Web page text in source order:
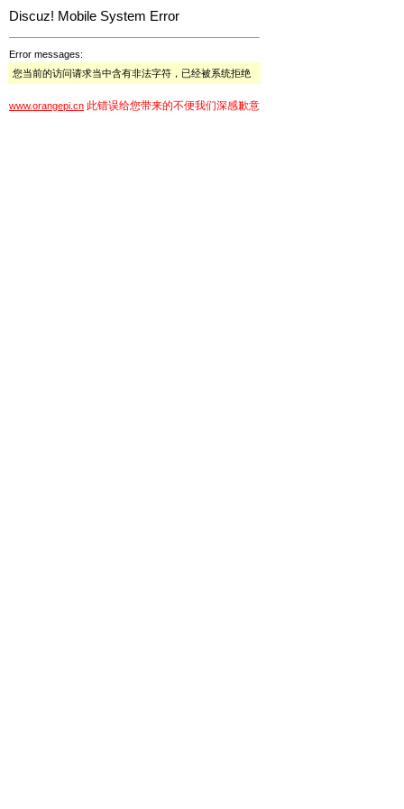
Discuz! Mobile System Error
Error messages:
您当前的访问请求当中含有非法字符，已经被系统拒绝
www.orangepi.cn 此错误给您带来的不便我们深感歉意